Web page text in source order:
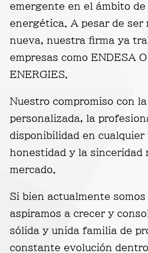
emergente en el ámbito de
energética. A pesar de ser
nueva, nuestra firma ya
empresas como ENDESA
ENERGIES.
Nuestro compromiso con
personalizada, la
disponibilidad en cualquier
honestidad y la sinceridad
mercado.
Si bien actualmente
aspiramos a crecer y
sólida y unida familia de
constante evolución